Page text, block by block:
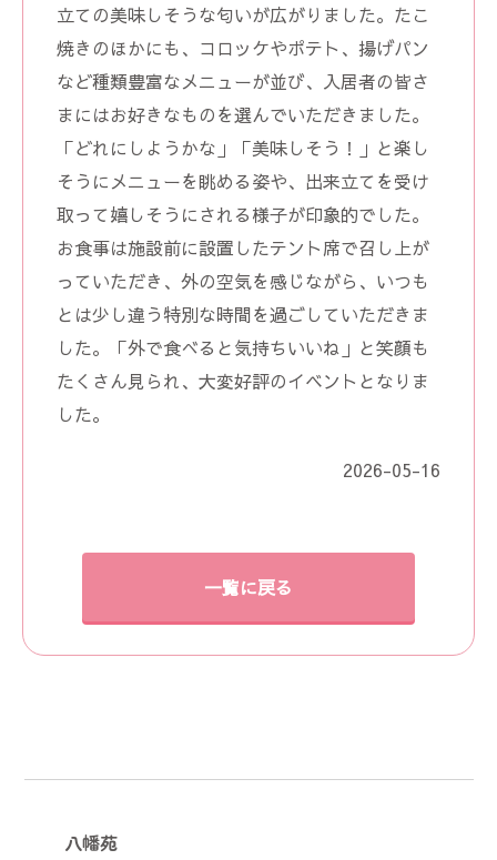
立ての美味しそうな匂いが広がりました。たこ
焼きのほかにも、コロッケやポテト、揚げパン
など種類豊富なメニューが並び、入居者の皆さ
まにはお好きなものを選んでいただきました。
「どれにしようかな」「美味しそう！」と楽し
そうにメニューを眺める姿や、出来立てを受け
取って嬉しそうにされる様子が印象的でした。
お食事は施設前に設置したテント席で召し上が
っていただき、外の空気を感じながら、いつも
とは少し違う特別な時間を過ごしていただきま
した。「外で食べると気持ちいいね」と笑顔も
たくさん見られ、大変好評のイベントとなりま
した。
2026-05-16
一覧に戻る
八幡苑